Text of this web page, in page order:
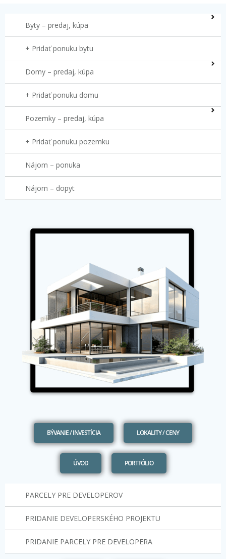
Byty – predaj, kúpa
+ Pridať ponuku bytu
Domy – predaj, kúpa
+ Pridať ponuku domu
Pozemky – predaj, kúpa
+ Pridať ponuku pozemku
Nájom – ponuka
Nájom – dopyt
BÝVANIE / INVESTÍCIA LOKALITY / CENY
ÚVOD PORTFÓLIO
PARCELY PRE DEVELOPEROV
PRIDANIE DEVELOPERSKÉHO PROJEKTU
PRIDANIE PARCELY PRE DEVELOPERA